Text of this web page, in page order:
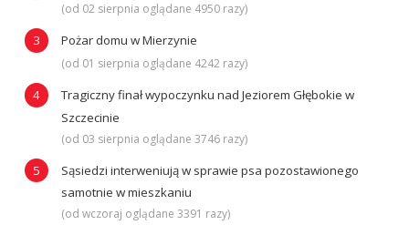
(od 02 sierpnia oglądane 4950 razy)
Pożar domu w Mierzynie
(od 01 sierpnia oglądane 4242 razy)
Tragiczny finał wypoczynku nad Jeziorem Głębokie w
Szczecinie
(od 03 sierpnia oglądane 3746 razy)
Sąsiedzi interweniują w sprawie psa pozostawionego
samotnie w mieszkaniu
(od wczoraj oglądane 3391 razy)